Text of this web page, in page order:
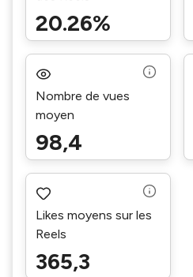
20.26%
Nombre de vues
moyen
98,4
Likes moyens sur les
Reels
365,3